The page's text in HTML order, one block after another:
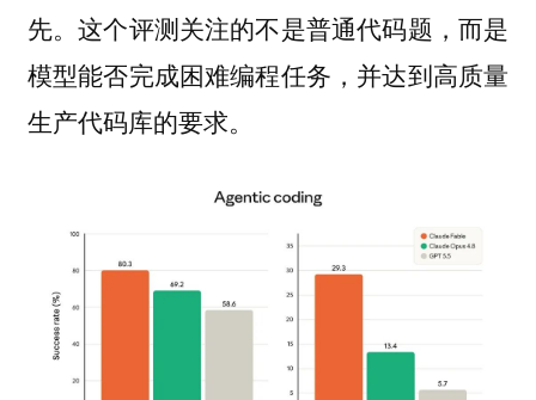
先。这个评测关注的不是普通代码题，而是
模型能否完成困难编程任务，并达到高质量
生产代码库的要求。